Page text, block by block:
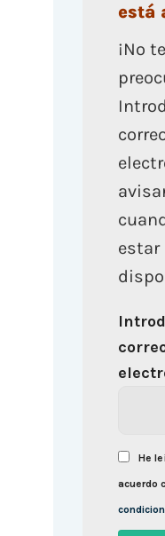
está
¡No te
estar
He
acuerdo